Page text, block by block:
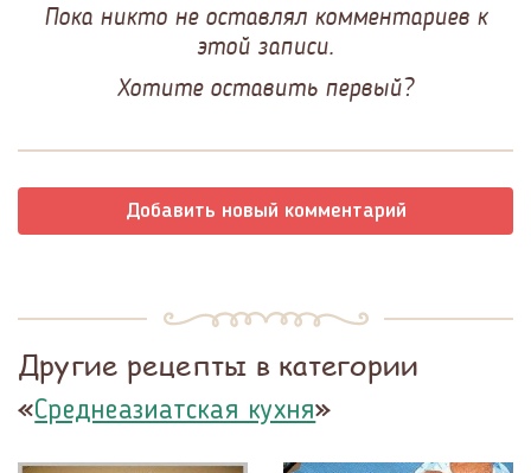
Пока никто не оставлял комментариев к
этой записи.
Хотите оставить первый?
Добавить новый комментарий
Другие рецепты в категории
«Среднеазиатская кухня»